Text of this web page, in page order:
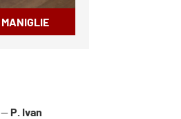
— P. Ivan